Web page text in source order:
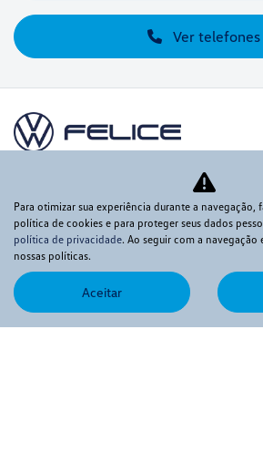
Ver telefones
Novos
Mapa do site
Política de privacidade
Para otimizar sua experiência durante a navegação,
política de cookies e para proteger seus dados
política de privacidade. Ao seguir com a
nossas políticas.
Aceitar